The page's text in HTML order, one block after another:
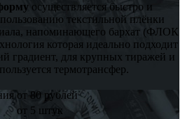
осуществляется быстро и
текстильной плёнки
напоминающего бархат (ФЛОК
которая идеально подходит
градиент, для крупных тиражей и
термотрансфер.
от 80 рублей
от 5 штук